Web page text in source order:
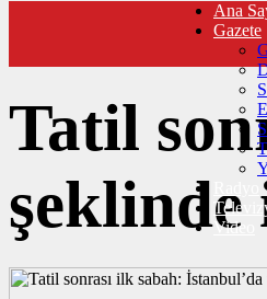
FOTO
Ana
Gazete
Video
Tatil